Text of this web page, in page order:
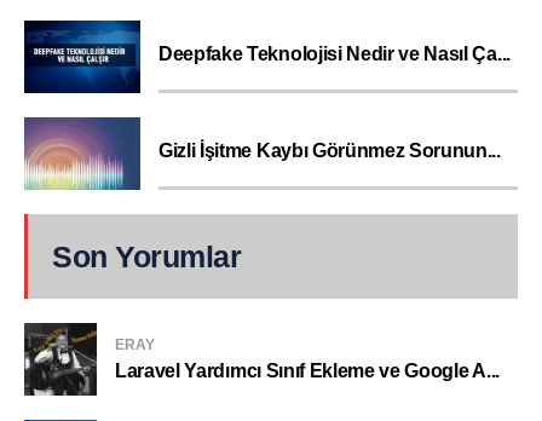
Deepfake Teknolojisi Nedir ve Nasıl Ça...
Gizli İşitme Kaybı Görünmez Sorunun...
Son Yorumlar
ERAY
Laravel Yardımcı Sınıf Ekleme ve Google A...